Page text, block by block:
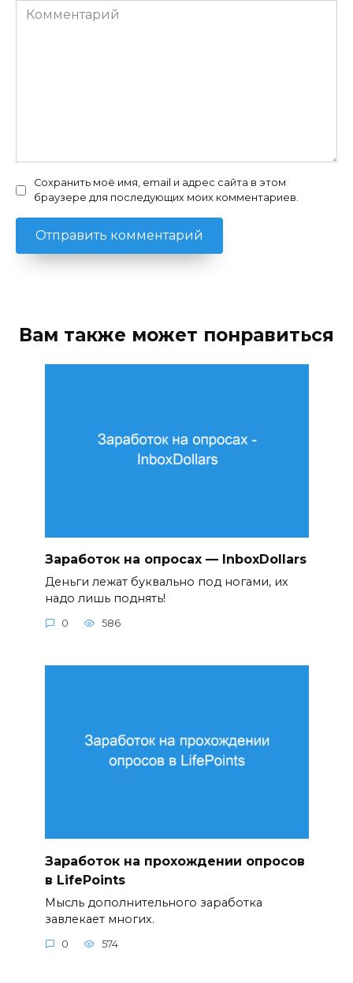
Комментарий
Сохранить моё имя, email и адрес сайта в этом
браузере для последующих моих комментариев.
Вам также может понравиться
Заработок на опросах — InboxDollars
Деньги лежат буквально под ногами, их
надо лишь поднять!
0 586
Заработок на прохождении опросов
в LifePoints
Мысль дополнительного заработка
завлекает многих.
0 574